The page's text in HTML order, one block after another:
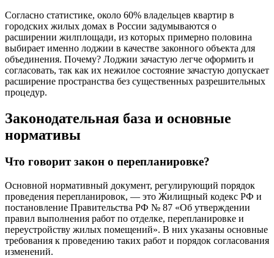
Согласно статистике, около 60% владельцев квартир в
городских жилых домах в России задумываются о
расширении жилплощади, из которых примерно половина
выбирает именно лоджии в качестве законного объекта для
объединения. Почему? Лоджии зачастую легче оформить и
согласовать, так как их нежилое состояние зачастую допускает
расширение пространства без существенных разрешительных
процедур.
Законодательная база и основные
нормативы
Что говорит закон о перепланировке?
Основной нормативный документ, регулирующий порядок
проведения перепланировок, — это Жилищный кодекс РФ и
постановление Правительства РФ № 87 «Об утверждении
правил выполнения работ по отделке, перепланировке и
переустройству жилых помещений». В них указаны основные
требования к проведению таких работ и порядок согласования
изменений.